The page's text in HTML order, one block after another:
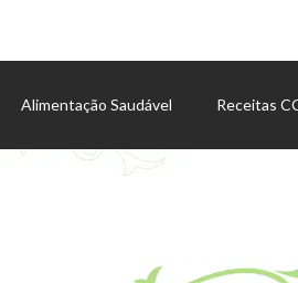
Alimentação Saudável Receitas